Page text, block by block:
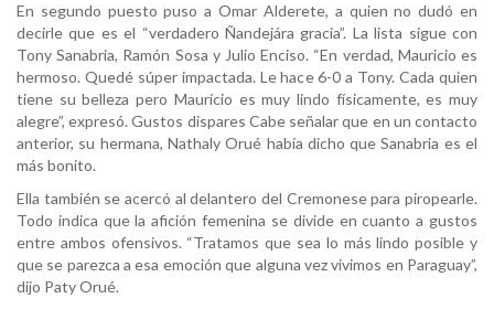
En segundo puesto puso a Omar Alderete, a quien no dudó en
decirle que es el “verdadero Ñandejára gracia”. La lista sigue con
Tony Sanabria, Ramón Sosa y Julio Enciso. “En verdad, Mauricio es
hermoso. Quedé súper impactada. Le hace 6-0 a Tony. Cada quien
tiene su belleza pero Maurício es muy lindo físicamente, es muy
alegre”, expresó. Gustos dispares Cabe señalar que en un contacto
anterior, su hermana, Nathaly Orué había dicho que Sanabria es el
más bonito.
Ella también se acercó al delantero del Cremonese para piropearle.
Todo indica que la afición femenina se divide en cuanto a gustos
entre ambos ofensivos. “Tratamos que sea lo más lindo posible y
que se parezca a esa emoción que alguna vez vivimos en Paraguay”,
dijo Paty Orué.